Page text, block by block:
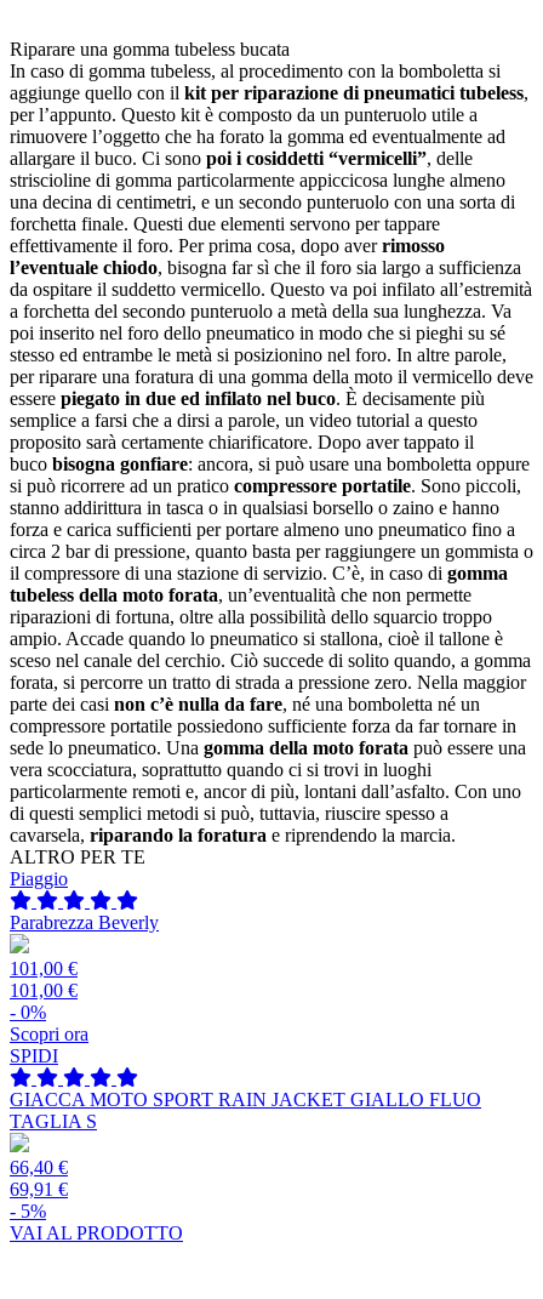
Riparare una gomma tubeless bucata
In caso di gomma tubeless, al procedimento con la bomboletta si
aggiunge quello con il kit per riparazione di pneumatici tubeless,
per l’appunto. Questo kit è composto da un punteruolo utile a
rimuovere l’oggetto che ha forato la gomma ed eventualmente ad
allargare il buco. Ci sono poi i cosiddetti “vermicelli”, delle
striscioline di gomma particolarmente appiccicosa lunghe almeno
una decina di centimetri, e un secondo punteruolo con una sorta di
forchetta finale. Questi due elementi servono per tappare
effettivamente il foro. Per prima cosa, dopo averrimosso
l’eventuale chiodo, bisogna far sì che il foro sia largo a sufficienza
da ospitare il suddetto vermicello. Questo va poi infilato all’estremità
a forchetta del secondo punteruolo a metà della sua lunghezza. Va
poi inserito nel foro dello pneumatico in modo che si pieghi su sé
stesso ed entrambe le metà si posizionino nel foro. In altre parole,
per riparare una foratura di una gomma della moto il vermicello deve
essere piegato in due ed infilato nel buco. È decisamente più
semplice a farsi che a dirsi a parole, un video tutorial a questo
proposito sarà certamente chiarificatore. Dopo aver tappato il
buco bisogna gonfiare: ancora, si può usare una bomboletta oppure
si può ricorrere ad un pratico compressore portatile. Sono piccoli,
stanno addirittura in tasca o in qualsiasi borsello o zaino e hanno
forza e carica sufficienti per portare almeno uno pneumatico fino a
circa 2 bar di pressione, quanto basta per raggiungere un gommista o
il compressore di una stazione di servizio. C’è, in caso di gomma
tubeless della moto forata, un’eventualità che non permette
riparazioni di fortuna, oltre alla possibilità dello squarcio troppo
ampio. Accade quando lo pneumatico si stallona, cioè il tallone è
sceso nel canale del cerchio. Ciò succede di solito quando, a gomma
forata, si percorre un tratto di strada a pressione zero. Nella maggior
parte dei casi non c’è nulla da fare, né una bomboletta né un
compressore portatile possiedono sufficiente forza da far tornare in
sede lo pneumatico. Una gomma della moto forata può essere una
vera scocciatura, soprattutto quando ci si trovi in luoghi
particolarmente remoti e, ancor di più, lontani dall’asfalto. Con uno
di questi semplici metodi si può, tuttavia, riuscire spesso a
cavarsela, riparando la foratura e riprendendo la marcia.
ALTRO PER TE
Piaggio
Parabrezza Beverly
101,00 €
101,00 €
- 0%
Scopri ora
SPIDI
GIACCA MOTO SPORT RAIN JACKET GIALLO FLUO
TAGLIA S
66,40 €
69,91 €
- 5%
VAI AL PRODOTTO